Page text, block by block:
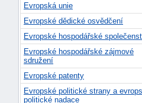
Evropská unie
Evropské dědické osvědčení
Evropské hospodářské
Evropské hospodářské zájmové
sdružení
Evropské patenty
Evropské politické strany a
politické nadace